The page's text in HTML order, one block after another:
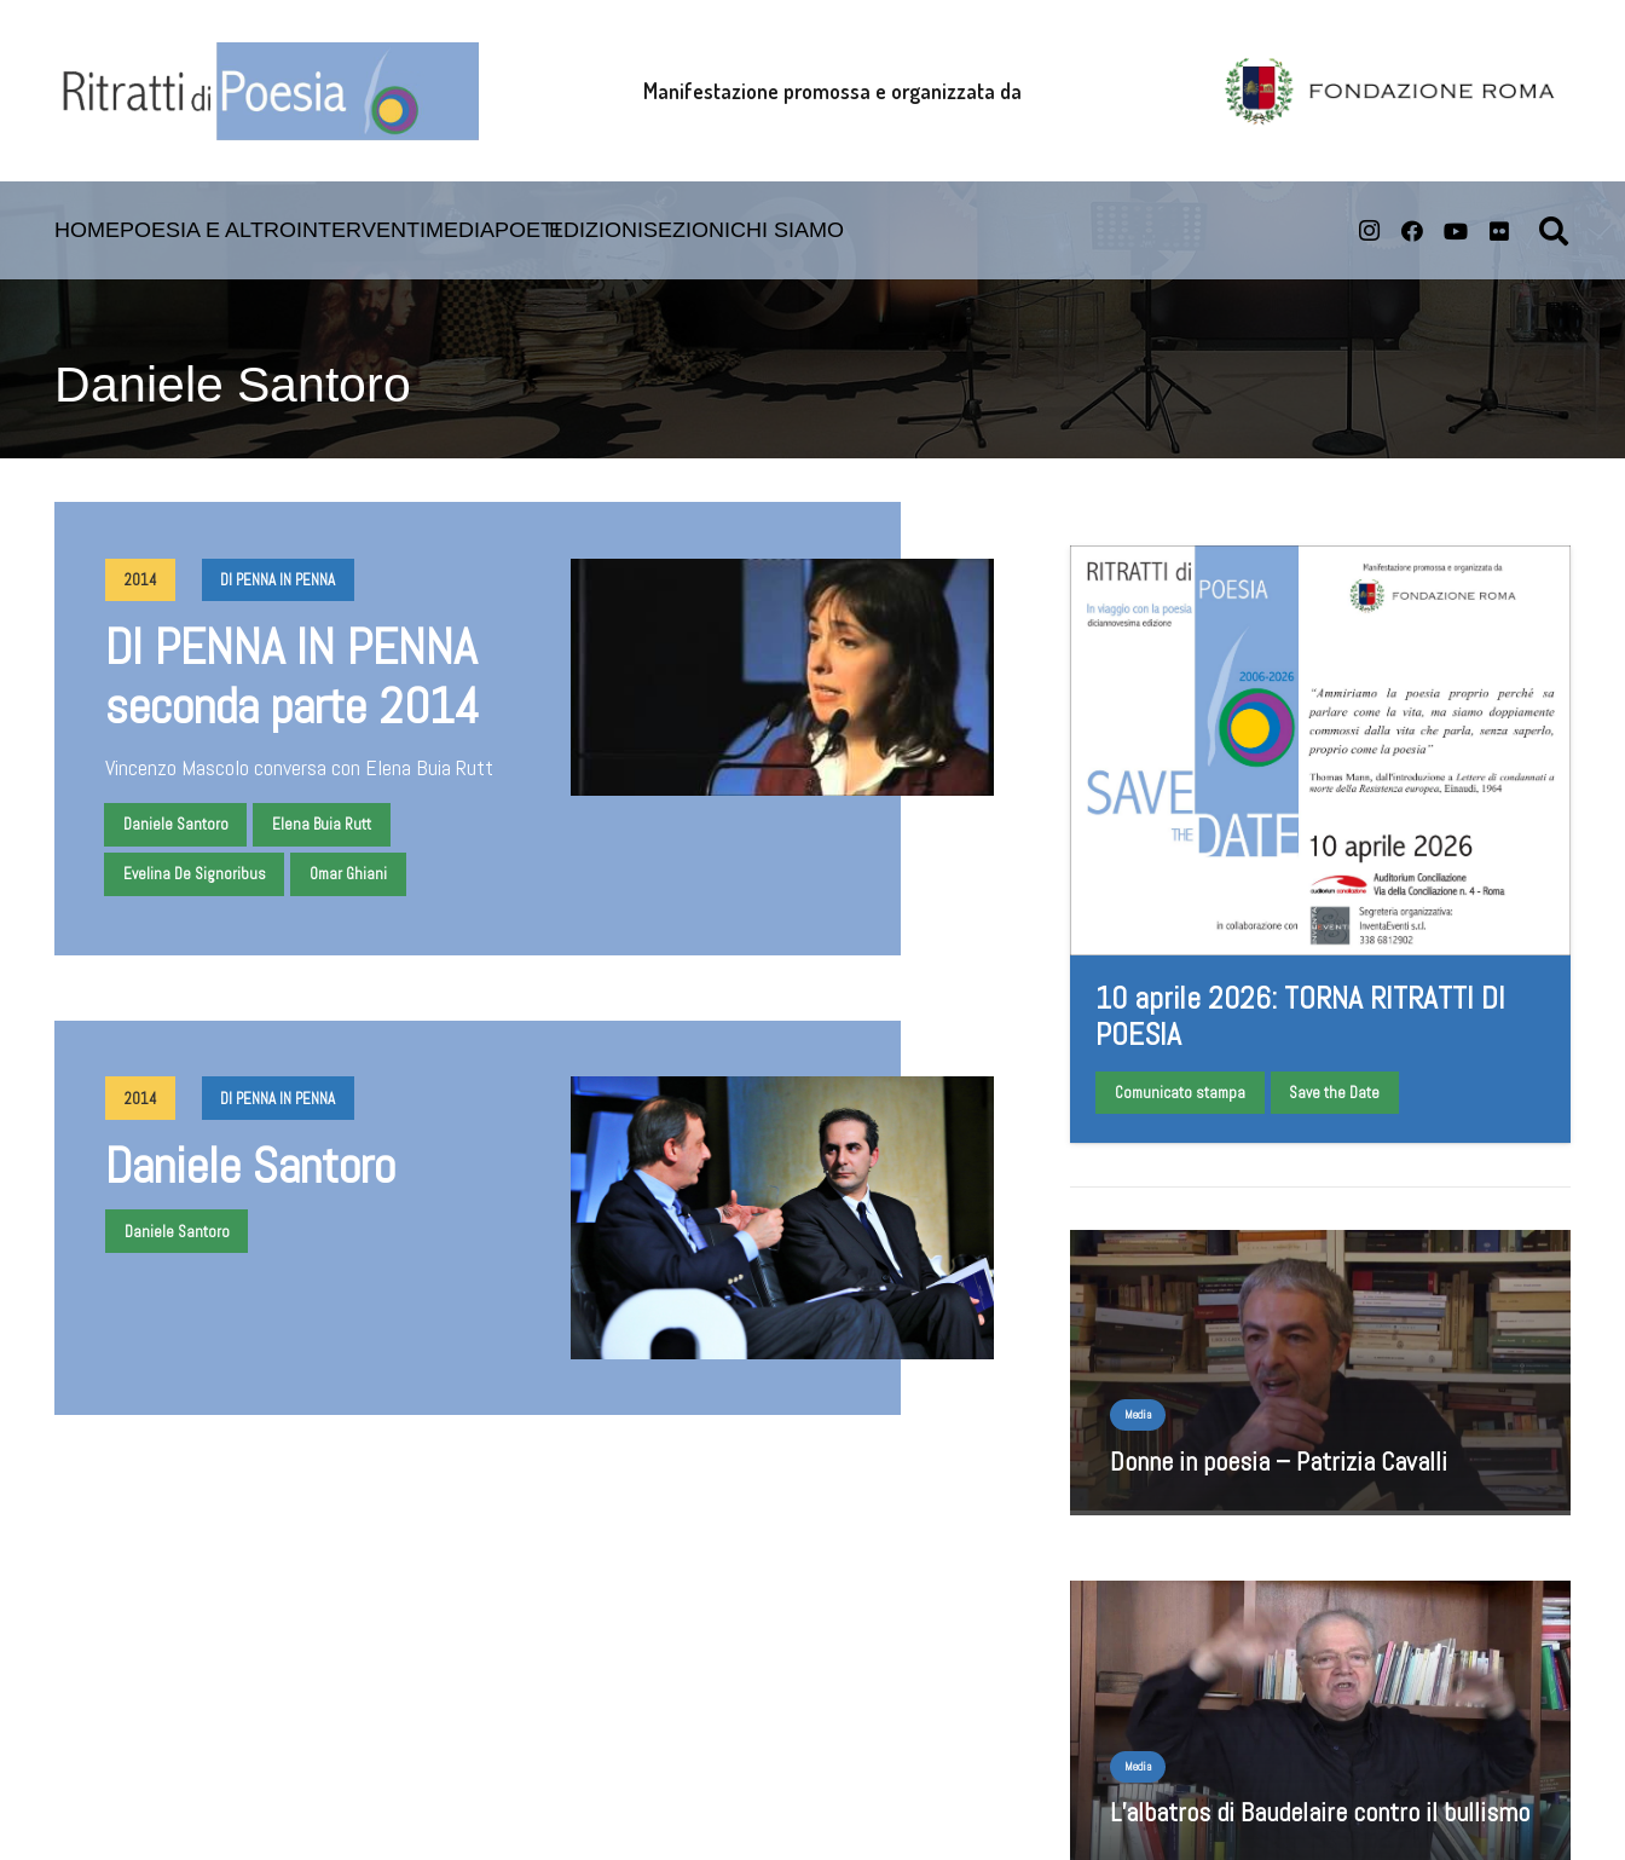
Manifestazione promossa e organizzata da
HOMEPOESIA E ALTROINTERVENTIMEDIAPOETIEDIZIONISEZIONICHI SIAMO
Daniele Santoro
2014 DI PENNA IN PENNA
DI PENNA IN PENNA
seconda parte 2014
Vincenzo Mascolo conversa con Elena Buia Rutt
Daniele Santoro Elena Buia Rutt
Evelina De Signoribus Omar Ghiani
2014 DI PENNA IN PENNA
Daniele Santoro
Daniele Santoro
10 aprile 2026: TORNA RITRATTI DI
POESIA
Comunicato stampa Save the Date
Media
Donne in poesia – Patrizia Cavalli
Media
L’albatros di Baudelaire contro il bullismo